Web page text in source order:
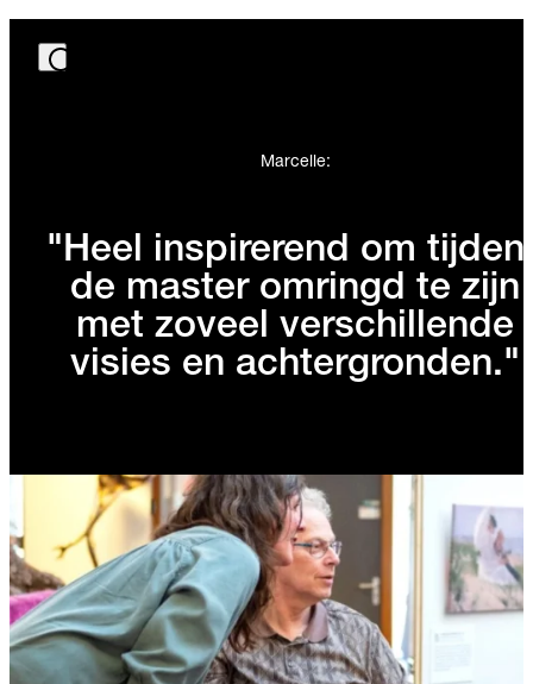
Marcelle:
"Heel inspirerend om
de master omringd te zijn
met zoveel verschillende
visies en achtergronden."